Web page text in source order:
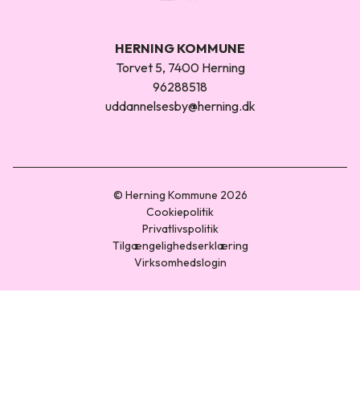
HERNING KOMMUNE
Torvet 5, 7400 Herning
96288518
uddannelsesby@herning.dk
© Herning Kommune 2026
Cookiepolitik
Privatlivspolitik
Tilgængelighedserklæring
Virksomhedslogin